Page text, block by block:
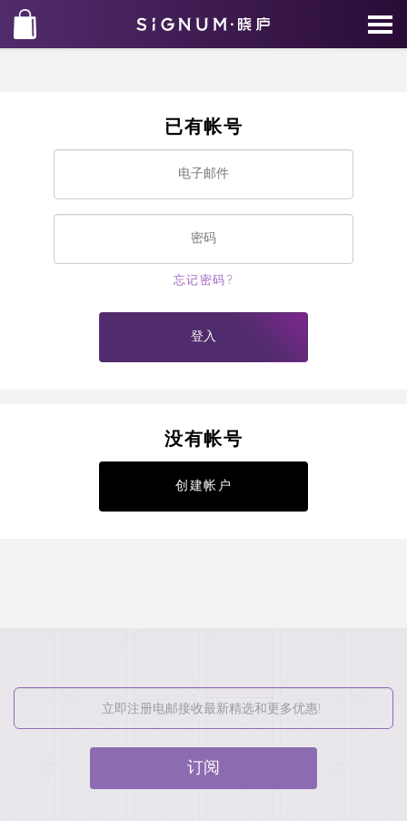
已有帐号
忘记密码?
登入
没有帐号
创建帐户
订阅